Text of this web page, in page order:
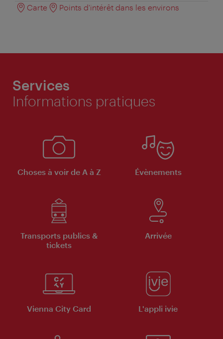
Carte
Points d'intérêt dans les environs
Services
Informations pratiques
Choses à voir de A à Z Évènements
Transports publics &
tickets
Arrivée
Vienna City Card L'appli ivie